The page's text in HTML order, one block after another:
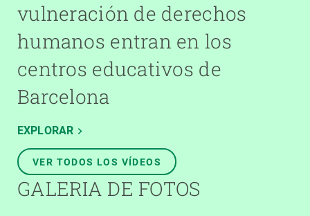
vulneración de derechos
humanos entran en los
centros educativos de
Barcelona
EXPLORAR
VER TODOS LOS VÍDEOS
GALERIA DE FOTOS